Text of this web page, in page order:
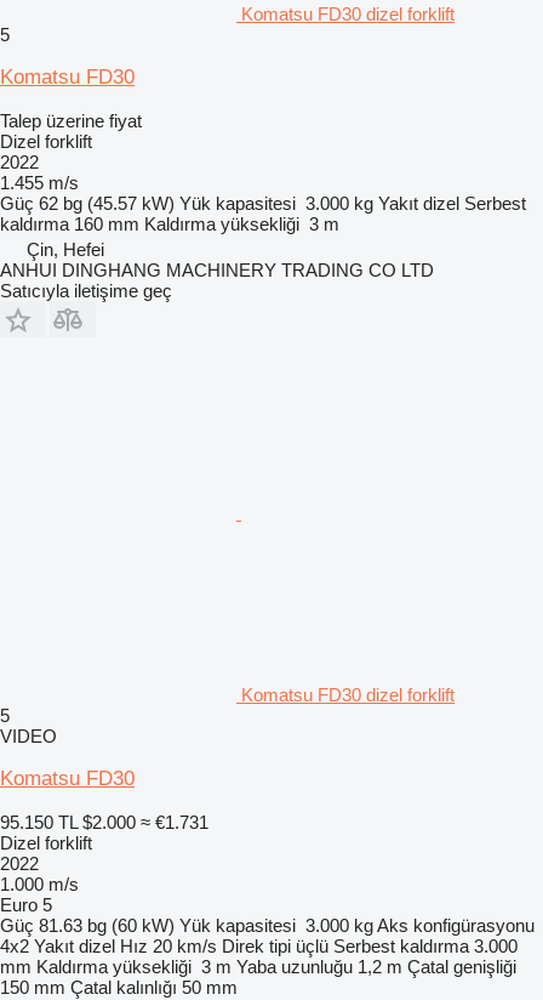
Komatsu FD30 dizel forklift
5
Komatsu FD30
Talep üzerine fiyat
Dizel forklift
2022
1.455 m/s
Güç 62 bg (45.57 kW) Yük kapasitesi 3.000 kg Yakıt dizel Serbest
kaldırma 160 mm Kaldırma yüksekliği 3 m
Çin, Hefei
ANHUI DINGHANG MACHINERY TRADING CO LTD
Satıcıyla iletişime geç
Komatsu FD30 dizel forklift
5
VIDEO
Komatsu FD30
95.150 TL $2.000 ≈ €1.731
Dizel forklift
2022
1.000 m/s
Euro 5
Güç 81.63 bg (60 kW) Yük kapasitesi 3.000 kgAks konfigürasyonu
4x2 Yakıt dizel Hız 20 km/s Direk tipi üçlü Serbest kaldırma 3.000
mm Kaldırma yüksekliği 3 m Yaba uzunluğu 1,2 m Çatal genişliği
150 mm Çatal kalınlığı 50 mm